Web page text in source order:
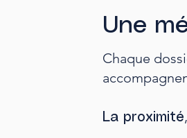
Une
Chaque
La proximité